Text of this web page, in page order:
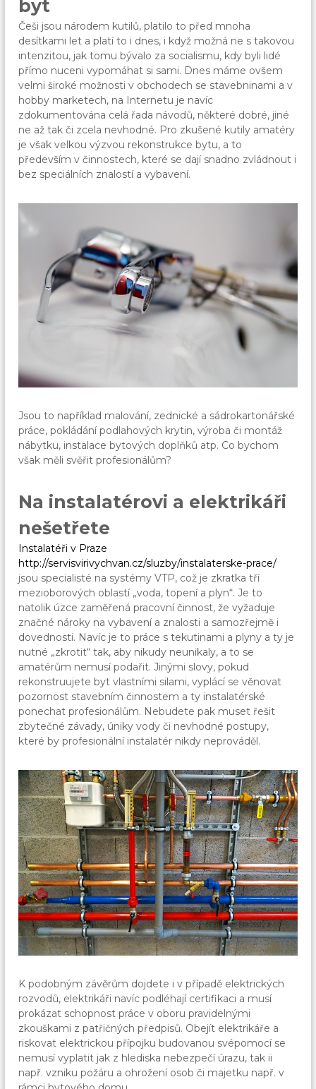
byt
Češi jsou národem kutilů, platilo to před mnoha
desítkami let a platí to i dnes, i když možná ne s takovou
intenzitou, jak tomu bývalo za socialismu, kdy byli lidé
přímo nuceni vypomáhat si sami. Dnes máme ovšem
velmi široké možnosti v obchodech se stavebninami a v
hobby marketech, na Internetu je navíc
zdokumentována celá řada návodů, některé dobré, jiné
ne až tak či zcela nevhodné. Pro zkušené kutily amatéry
je však velkou výzvou rekonstrukce bytu, a to
především v činnostech, které se dají snadno zvládnout i
bez speciálních znalostí a vybavení.
Jsou to například malování, zednické a sádrokartonářské
práce, pokládání podlahových krytin, výroba či montáž
nábytku, instalace bytových doplňků atp. Co bychom
však měli svěřit profesionálům?
Na instalatérovi a elektrikáři
nešetřete
Instalatéři v Praze
http://servisvirivychvan.cz/sluzby/instalaterske-prace/
jsou specialisté na systémy VTP, což je zkratka tří
mezioborových oblastí „voda, topení a plyn“. Je to
natolik úzce zaměřená pracovní činnost, že vyžaduje
značné nároky na vybavení a znalosti a samozřejmě i
dovednosti. Navíc je to práce s tekutinami a plyny a ty je
nutné „zkrotit“ tak, aby nikudy neunikaly, a to se
amatérům nemusí podařit. Jinými slovy, pokud
rekonstruujete byt vlastními silami, vyplácí se věnovat
pozornost stavebním činnostem a ty instalatérské
ponechat profesionálům. Nebudete pak muset řešit
zbytečné závady, úniky vody či nevhodné postupy,
které by profesionální instalatér nikdy neprováděl.
K podobným závěrům dojdete i v případě elektrických
rozvodů, elektrikáři navíc podléhají certifikaci a musí
prokázat schopnost práce v oboru pravidelnými
zkouškami z patřičných předpisů. Obejít elektrikáře a
riskovat elektrickou přípojku budovanou svépomocí se
nemusí vyplatit jak z hlediska nebezpečí úrazu, tak ii
např. vzniku požáru a ohrožení osob či majetku např. v